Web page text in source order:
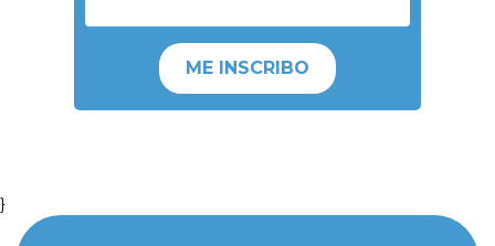
ME INSCRIBO
}